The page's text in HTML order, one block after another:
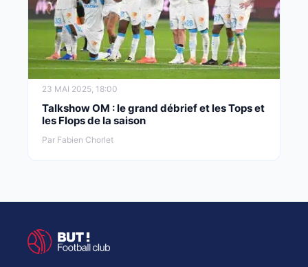
23 MAI 2025, 18:00
Talkshow OM : le grand débrief et les Tops et
les Flops de la saison
Par Fabien Chorlet